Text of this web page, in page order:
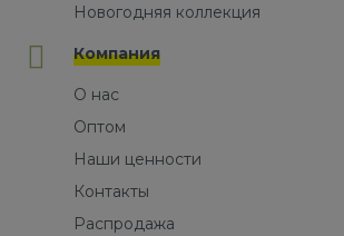
Новогодняя коллекция
Компания
О нас
Оптом
Наши ценности
Контакты
Распродажа